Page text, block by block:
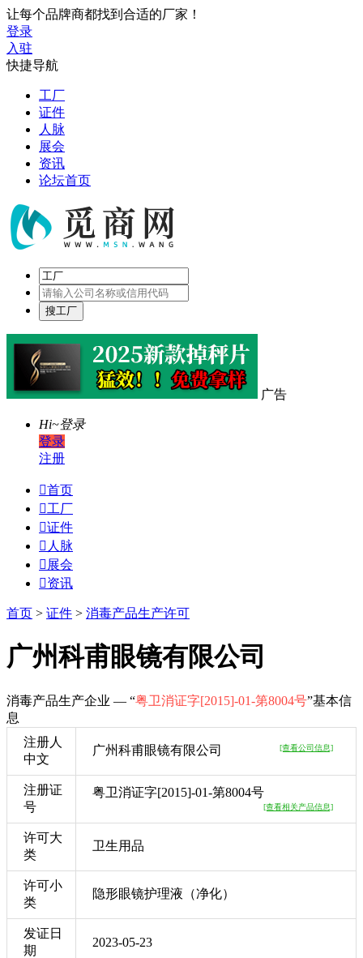
让每个品牌商都找到合适的厂家！
登录
入驻
快捷导航
工厂
证件
人脉
展会
资讯
论坛首页
广告
Hi~登录
登录
注册
首页
工厂
证件
 人脉
 展会
资讯
首页 > 证件 > 消毒产品生产许可
广州科甫眼镜有限公司
消毒产品生产企业 — “粤卫消证字[2015]-01-第8004号”基本信
息
注册人
中文
广州科甫眼镜有限公司 [查看公司信息]
注册证
号
粤卫消证字[2015]-01-第8004号
[查看相关产品信息]
许可大
类
卫生用品
许可小
类
隐形眼镜护理液（净化）
发证日
期
2023-05-23